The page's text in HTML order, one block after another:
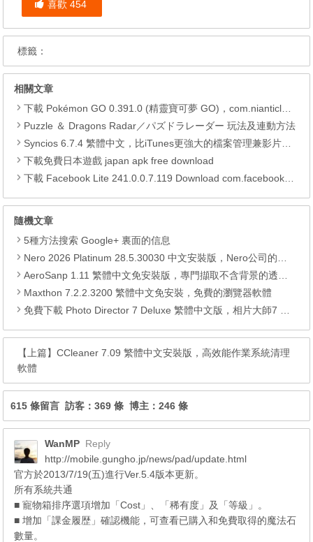
喜歡 454
標籤：
相關文章
下載 Pokémon GO 0.391.0 (精靈寶可夢 GO)，com.nianticlabs.pokemongo (.apk) (.xapk)
Puzzle ＆ Dragons Radar／パズドラレーダー 玩法及連動方法
Syncios 6.7.4 繁體中文，比iTunes更強大的檔案管理兼影片轉檔工具
下載免費日本遊戲 japan apk free download
下載 Facebook Lite 241.0.0.7.119 Download com.facebook.lite APK
隨機文章
5種方法搜索 Google+ 裏面的信息
Nero 2026 Platinum 28.5.30030 中文安裝版，Nero公司的全功能多媒體燒錄轉檔軟體
AeroSanp 1.11 繁體中文免安裝版，專門擷取不含背景的透明視窗
Maxthon 7.2.2.3200 繁體中文免安裝，免費的瀏覽器軟體
免費下載 Photo Director 7 Deluxe 繁體中文版，相片大師7 正版序號 (限時免費)
【上篇】CCleaner 7.09 繁體中文安裝版，高效能作業系統清理
軟體
615 條留言 訪客：369 條 博主：246 條
WanMP Reply
http://mobile.gungho.jp/news/pad/update.html
官方於2013/7/19(五)進行Ver.5.4版本更新。
所有系統共通
■ 寵物箱排序選項增加「Cost」、「稀有度」及「等級」。
■ 增加「課金履歴」確認機能，可查看已購入和免費取得的魔法石
數量。